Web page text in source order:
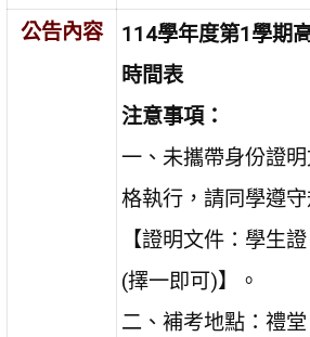
公告內容
114學年度第1學期
時間表
注意事項：
一、未攜帶身份證
格執行，請同學遵守
【證明文件：學生
(擇一即可)】。
二、補考地點：禮堂